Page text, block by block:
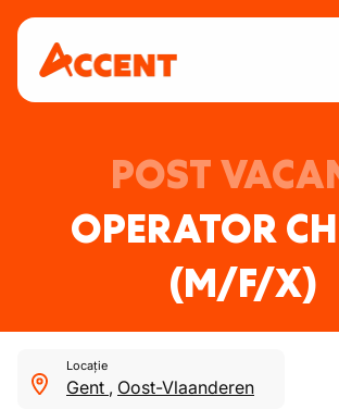
POST
OPERATOR
(M/F/X)
Locație
Gent , Oost-Vlaanderen